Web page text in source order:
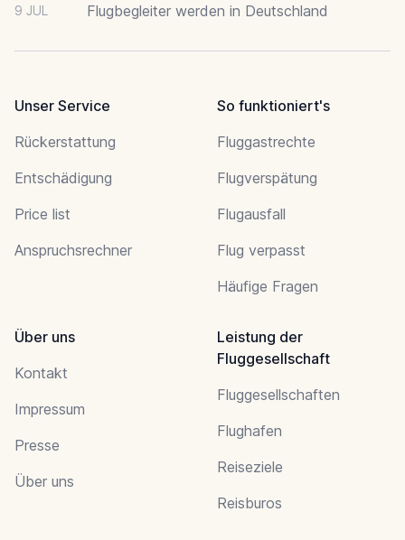
9 JUL Flugbegleiter werden in Deutschland
Unser Service
Rückerstattung
Entschädigung
Price list
Anspruchsrechner
So funktioniert's
Fluggastrechte
Flugverspätung
Flugausfall
Flug verpasst
Häufige Fragen
Über uns
Kontakt
Impressum
Presse
Über uns
Leistung der
Fluggesellschaft
Fluggesellschaften
Flughafen
Reiseziele
Reisburos